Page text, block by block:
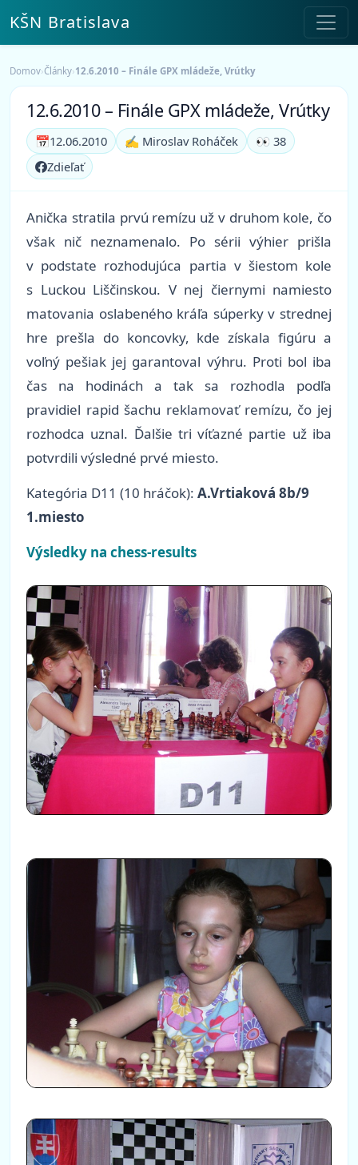
KŠN Bratislava
Domov›Články›12.6.2010 – Finále GPX mládeže, Vrútky
12.6.2010 – Finále GPX mládeže, Vrútky
📅12.06.2010 ✍️ Miroslav Roháček
👀 38
Zdieľať
Anička stratila prvú remízu už v druhom kole, čo
však nič neznamenalo. Po sérii výhier prišla
v podstate rozhodujúca partia v šiestom kole
s Luckou Liščinskou. V nej čiernymi namiesto
matovania oslabeného kráľa súperky v strednej
hre prešla do koncovky, kde získala figúru a
voľný pešiak jej garantoval výhru. Proti bol iba
čas na hodinách a tak sa rozhodla podľa
pravidiel rapid šachu reklamovať remízu, čo jej
rozhodca uznal. Ďalšie tri víťazné partie už iba
potvrdili výsledné prvé miesto.
Kategória D11 (10 hráčok): A.Vrtiaková 8b/9
1.miesto
Výsledky na chess-results